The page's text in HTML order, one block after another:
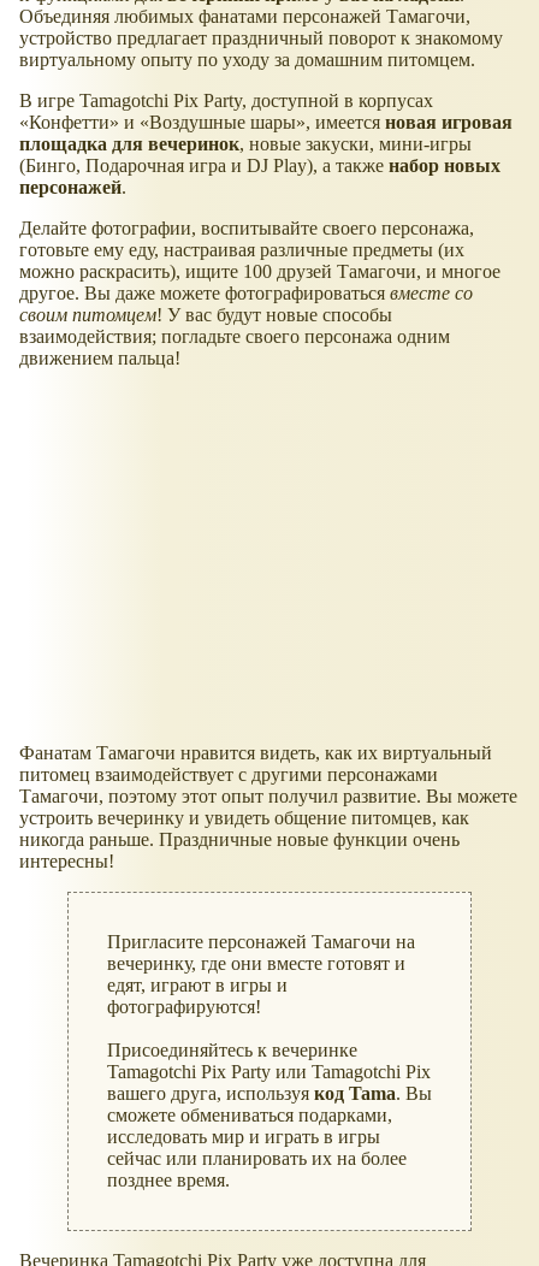
Объединяя любимых фанатами персонажей Тамагочи,
устройство предлагает праздничный поворот к знакомому
виртуальному опыту по уходу за домашним питомцем.
В игре Tamagotchi Pix Party, доступной в корпусах
Конфетти
и Воздушные шары , имеется новая игровая
площадка для вечеринок, новые закуски, мини-игры
(Бинго, Подарочная игра и DJ Play), а также набор новых
персонажей.
Делайте фотографии, воспитывайте своего персонажа,
готовьте ему еду, настраивая различные предметы (их
можно раскрасить), ищите 100 друзей Тамагочи, и многое
другое. Вы даже можете фотографироваться вместе со
своим питомцем! У вас будут новые способы
взаимодействия; погладьте своего персонажа одним
движением пальца!
Фанатам Тамагочи нравится видеть, как их виртуальный
питомец взаимодействует с другими персонажами
Тамагочи, поэтому этот опыт получил развитие. Вы можете
устроить вечеринку и увидеть общение питомцев, как
никогда раньше. Праздничные новые функции очень
интересны!
Пригласите персонажей Тамагочи на
вечеринку, где они вместе готовят и
едят, играют в игры и
фотографируются!
Присоединяйтесь к вечеринке
Tamagotchi Pix Party или Tamagotchi Pix
вашего друга, используя код Tama. Вы
сможете обмениваться подарками,
исследовать мир и играть в игры
сейчас или планировать их на более
позднее время.
Вечеринка Tamagotchi Pix Party уже доступна для